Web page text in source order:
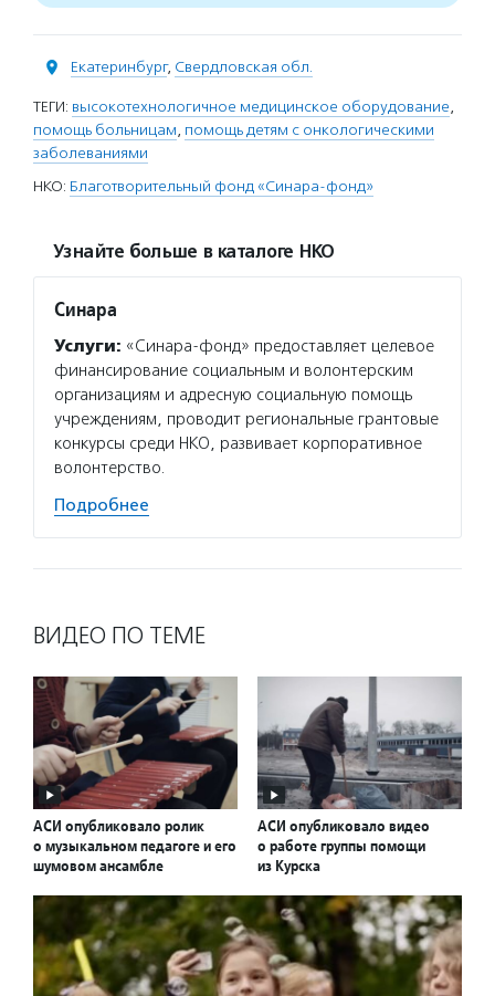
Екатеринбург, Свердловская обл.
ТЕГИ: высокотехнологичное медицинское оборудование,
помощь больницам, помощь детям с онкологическими
заболеваниями
НКО: Благотворительный фонд «Синара-фонд»
Узнайте больше в каталоге НКО
Синара
Услуги: «Синара-фонд» предоставляет целевое
финансирование социальным и волонтерским
организациям и адресную социальную помощь
учреждениям, проводит региональные грантовые
конкурсы среди НКО, развивает корпоративное
волонтерство.
Подробнее
ВИДЕО ПО ТЕМЕ
АСИ опубликовало ролик
о музыкальном педагоге и его
шумовом ансамбле
АСИ опубликовало видео
о работе группы помощи
из Курска